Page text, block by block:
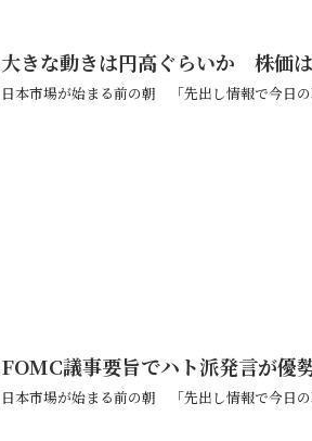
大きな動きは円高ぐらいか 株価
日本市場が始まる前の朝 「先出し情報で今日の
FOMC議事要旨でハト派発言が
日本市場が始まる前の朝 「先出し情報で今日の